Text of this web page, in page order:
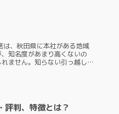
、秋田県に本社がある地域
知名度があまり高くないの
ません。知らない引っ越し業
評判、特徴とは？